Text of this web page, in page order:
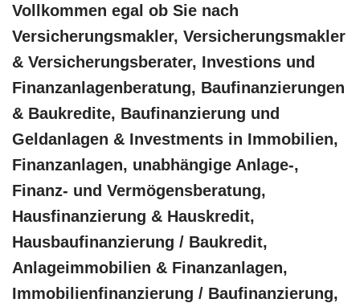
Vollkommen egal ob Sie nach
Versicherungsmakler, Versicherungsmakler
& Versicherungsberater, Investions und
Finanzanlagenberatung, Baufinanzierungen
& Baukredite, Baufinanzierung und
Geldanlagen & Investments in Immobilien,
Finanzanlagen, unabhängige Anlage-,
Finanz- und Vermögensberatung,
Hausfinanzierung & Hauskredit,
Hausbaufinanzierung / Baukredit,
Anlageimmobilien & Finanzanlagen,
Immobilienfinanzierung / Baufinanzierung,